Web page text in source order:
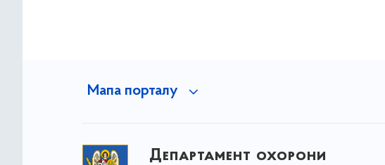
Мапа порталу
Департамент охорони